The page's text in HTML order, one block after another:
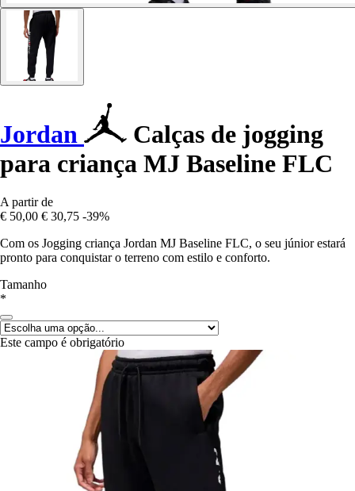
Jordan
Calças de jogging
para criança MJ Baseline FLC
A partir de
€ 50,00 € 30,75 -39%
Com os Jogging criança Jordan MJ Baseline FLC, o seu júnior estará
pronto para conquistar o terreno com estilo e conforto.
Tamanho
*
Este campo é obrigatório